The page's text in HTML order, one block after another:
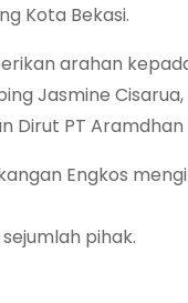
Kota Bekasi.
arahan
Jasmine
Dirut PT Aramdhan
Engkos
pihak.